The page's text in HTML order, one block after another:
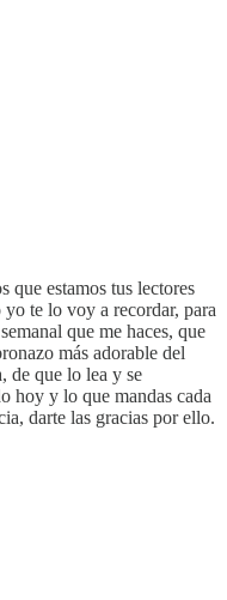
que estamos tus lectores
te lo voy a recordar, para
que me haces, que
más adorable del
de que lo lea y se
hoy y lo que mandas cada
darte las gracias por ello.